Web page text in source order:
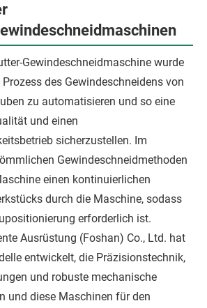
Gewindeschneidmaschine wurde
des Gewindeschneidens von
zu automatisieren und so eine
und einen
sicherzustellen. Im
Gewindeschneidmethoden
einen kontinuierlichen
durch die Maschine, sodass
erforderlich ist.
Ausrüstung (Foshan) Co., Ltd. hat
entwickelt, die Präzisionstechnik,
und robuste mechanische
und diese Maschinen für den